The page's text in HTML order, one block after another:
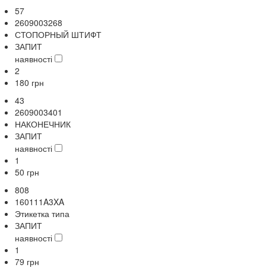
57
2609003268
СТОПОРНЫЙ ШТИФТ
ЗАПИТ
наявності
2
180 грн
43
2609003401
НАКОНЕЧНИК
ЗАПИТ
наявності
1
50 грн
808
160111A3XA
Этикетка типа
ЗАПИТ
наявності
1
79 грн